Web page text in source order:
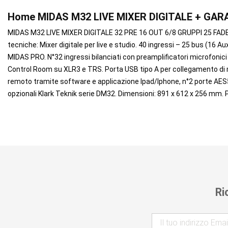
Home MIDAS M32 LIVE MIXER DIGITALE +
MIDAS M32 LIVE MIXER DIGITALE 32 PRE 16 OUT 6/8 GRUPPI
tecniche: Mixer digitale per live e studio. 40 ingressi – 25 bus (16
MIDAS PRO. N°32 ingressi bilanciati con preamplificatori
Control Room su XLR3 e TRS. Porta USB tipo A per collegamento
remoto tramite software e applicazione Ipad/Iphone, n°2 porte
opzionali Klark Teknik serie DM32. Dimensioni: 891 x 612 x 256 mm.